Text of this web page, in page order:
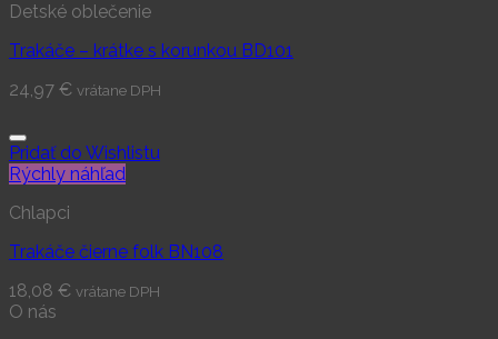
Detské oblečenie
Trakáče – krátke s korunkou BD101
24,97 € vrátane DPH
Pridať do Wishlistu
Rýchly náhľad
Chlapci
Trakáče čierne folk BN108
18,08 € vrátane DPH
O nás